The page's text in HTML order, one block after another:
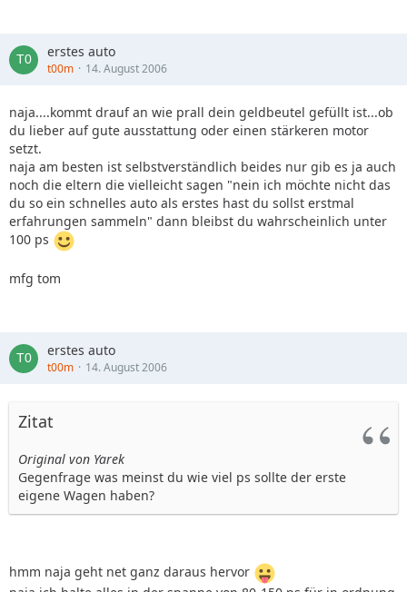
erstes auto
t00m 14. August 2006
naja....kommt drauf an wie prall dein geldbeutel gefüllt ist...ob
du lieber auf gute ausstattung oder einen stärkeren motor
setzt.
naja am besten ist selbstverständlich beides nur gib es ja auch
noch die eltern die vielleicht sagen "nein ich möchte nicht das
du so ein schnelles auto als erstes hast du sollst erstmal
erfahrungen sammeln" dann bleibst du wahrscheinlich unter
100 ps
mfg tom
erstes auto
t00m 14. August 2006
Zitat
Original von Yarek
Gegenfrage was meinst du wie viel ps sollte der erste
eigene Wagen haben?
hmm naja geht net ganz daraus hervor